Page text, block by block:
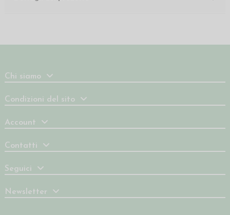
Chi siamo
Condizioni del sito
Account
Contatti
Seguici
Newsletter